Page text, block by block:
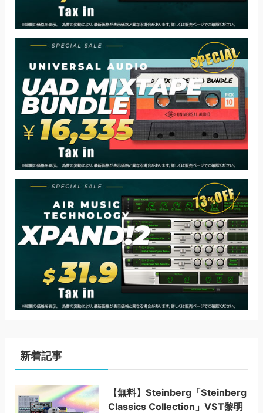
新着記事
【無料】Steinberg「Steinberg
Classics Collection」VST黎明